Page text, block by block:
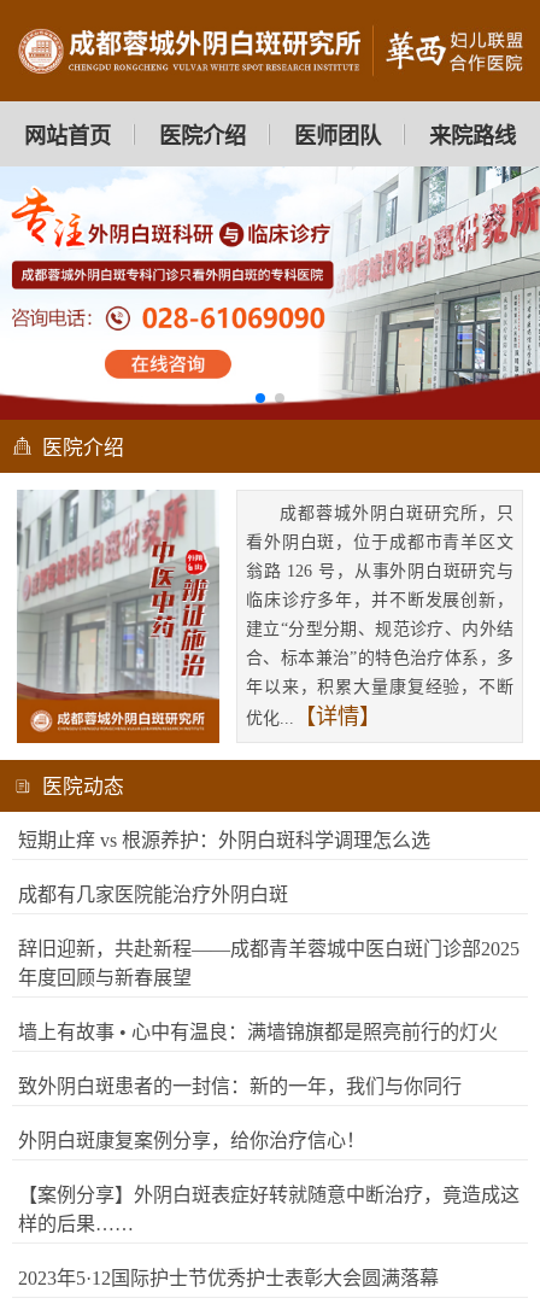
网站首页 医院介绍 医师团队 来院路线
医院介绍
成都蓉城外阴白斑研究所，只
看外阴白斑，位于成都市青羊区文
翁路 126 号，从事外阴白斑研究与
临床诊疗多年，并不断发展创新，
建立“分型分期、规范诊疗、内外结
合、标本兼治”的特色治疗体系，多
年以来，积累大量康复经验，不断
优化...
【详情】
医院动态
短期止痒 vs 根源养护：外阴白斑科学调理怎么选
成都有几家医院能治疗外阴白斑
辞旧迎新，共赴新程——成都青羊蓉城中医白斑门诊部2025
年度回顾与新春展望
墙上有故事 • 心中有温良：满墙锦旗都是照亮前行的灯火
致外阴白斑患者的一封信：新的一年，我们与你同行
外阴白斑康复案例分享，给你治疗信心！
【案例分享】外阴白斑表症好转就随意中断治疗，竟造成这
样的后果……
2023年5·12国际护士节优秀护士表彰大会圆满落幕